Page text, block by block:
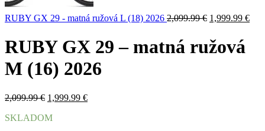
RUBY GX 29 - matná ružová L (18) 2026 2,099.99€ Pôvodná
bola:
2,099.99 €.
1,999.99 €
RUBY GX 29 – matná ružová
M (16) 2026
2,099.99€ Pôvodná
bola:
1,999.99 €Aktuálna
SKLADOM